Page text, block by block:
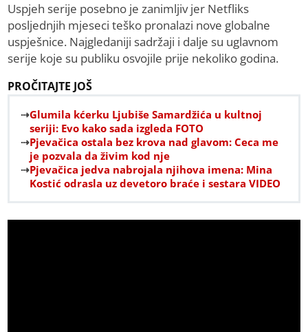
Uspjeh serije posebno je zanimljiv jer Netfliks
posljednjih mjeseci teško pronalazi nove globalne
uspješnice. Najgledaniji sadržaji i dalje su uglavnom
serije koje su publiku osvojile prije nekoliko godina.
PROČITAJTE JOŠ
Glumila kćerku Ljubiše Samardžića u kultnoj
seriji: Evo kako sada izgleda FOTO
Pjevačica ostala bez krova nad glavom: Ceca me
je pozvala da živim kod nje
Pjevačica jedva nabrojala njihova imena: Mina
Kostić odrasla uz devetoro braće i sestara VIDEO